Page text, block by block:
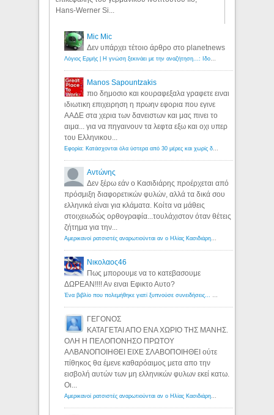
Hans-Werner Si...
Mic Mic
Δεν υπάρχει τέτοιο άρθρο στο planetnews
Λόγιος Ερμής | Η γνώση ξεκινάει με την αναζήτηση...: Ιδού οι 18 που χρωστούν 11 δις ευρώ!
Manos Sapountzakis
πιο δημοσιο και κουραφεξαλα γραφετε ειναι
ιδιωτικη επιχειρηση η πρωην εφορια που εγινε
ΑΑΔΕ στα χερια των δανειστων και μας πινει το
αιμα... για να πηγαινουν τα λεφτα εξω και οχι υπερ
του Ελληνικου...
Εφορία: Κατάσχονται όλα ύστερα από 30 μέρες και χωρίς δικαστικές αποφάσεις - Λόγιος Ερμής
Αντώνης
Δεν ξέρω εάν ο Κασιδιάρης προέρχεται από
πρόσμιξη διαφορετικών φυλών, αλλά τα δικά σου
ελληνικά είναι για κλάματα. Κοίτα να μάθεις
στοιχειωδώς ορθογραφία...τουλάχιστον όταν θέτεις
ζήτημα για την...
Αμερικανοί ρατσιστές αναρωτιούνται αν ο Ηλίας Κασιδιάρης ανήκει στη λευκή φυλή... - Λόγιος Ερμής
Νικολαος46
Πως μπορουμε να το κατεβασουμε
ΔΩΡΕΑΝ!!!! Αν ειναι Εφικτο Αυτο?
Ένα βιβλίο που πολεμήθηκε γιατί ξυπνούσε συνειδήσεις... - Λόγιος Ερμής | Η γνώση ξεκινάει με την αναζήτηση...
ΓΕΓΟΝΟΣ
ΚΑΤΑΓΕΤΑΙ ΑΠΟ ΕΝΑ ΧΩΡΙΟ ΤΗΣ ΜΑΝΗΣ.
ΟΛΗ Η ΠΕΛΟΠΟΝΗΣΟ ΠΡΩΤΟΥ
ΑΛΒΑΝΟΠΟΙΗΘΕΙ ΕΙΧΕ ΣΛΑΒΟΠΟΙΗΘΕΙ ούτε
πίθηκος θα έμενε καθαρόαιμος μετα απο την
εισβολή αυτών των μη ελληνικών φυλων εκεί κατω.
Οι...
Αμερικανοί ρατσιστές αναρωτιούνται αν ο Ηλίας Κασιδιάρης ανήκει στη λευκή φυλή... - Λόγιος Ερμής